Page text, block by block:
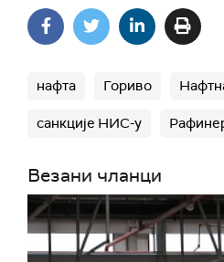
нафта Гориво
санкције НИС-у
Везани чланци